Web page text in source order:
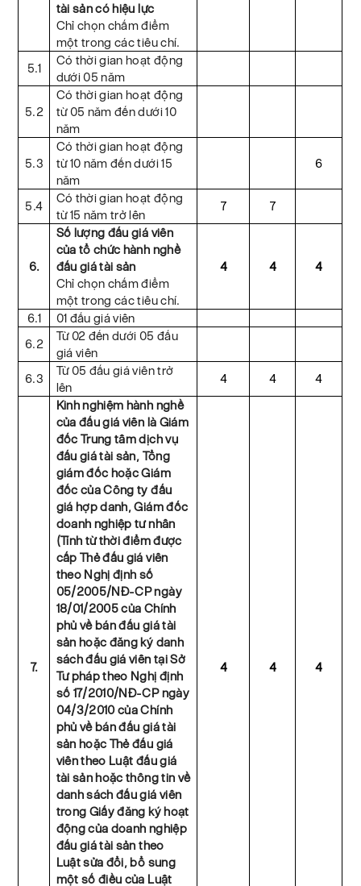
tài sản có hiệu lực
Chỉ chọn chấm điểm
một trong các tiêu chí.
5.1
Có thời gian hoạt động
dưới 05 năm
5.2
Có thời gian hoạt động
từ 05 năm đến dưới 10
năm
5.3
Có thời gian hoạt động
từ 10 năm đến dưới 15
năm
6
5.4
Có thời gian hoạt động
từ 15 năm trở lên
7 7
6.
Số lượng đấu giá viên
của tổ chức hành nghề
đấu giá tài sản
Chỉ chọn chấm điểm
một trong các tiêu chí.
4 4 4
6.1
01 đấu giá viên
6.2
Từ 02 đến dưới 05 đấu
giá viên
6.3
Từ 05 đấu giá viên trở
lên
4 4 4
7.
Kinh nghiệm hành nghề
của đấu giá viên là Giám
đốc Trung tâm dịch vụ
đấu giá tài sản, Tổng
giám đốc hoặc Giám
đốc của Công ty đấu
giá hợp danh, Giám đốc
doanh nghiệp tư nhân
(Tính từ thời điểm được
cấp Thẻ đấu giá viên
theo Nghị định số
05/2005/NĐ-CP ngày
18/01/2005 của Chính
phủ về bán đấu giá tài
sản hoặc đăng ký danh
sách đấu giá viên tại Sở
Tư pháp theo Nghị định
số 17/2010/NĐ-CP ngày
04/3/2010 của Chính
phủ về bán đấu giá tài
sản hoặc Thẻ đấu giá
viên theo Luật đấu giá
tài sản hoặc thông tin về
danh sách đấu giá viên
trong Giấy đăng ký hoạt
động của doanh nghiệp
đấu giá tài sản theo
Luật sửa đổi, bổ sung
một số điều của Luật
4 4 4